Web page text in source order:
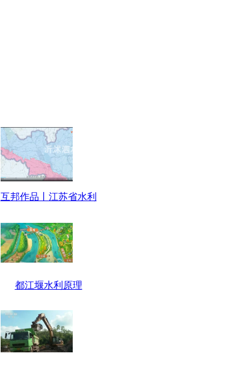
互邦作品丨江苏省水利
都江堰水利原理